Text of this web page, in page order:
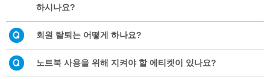
하시나요?
회원 탈퇴는 어떻게 하나요?
노트북 사용을 위해 지켜야 할 에티켓이 있나요?